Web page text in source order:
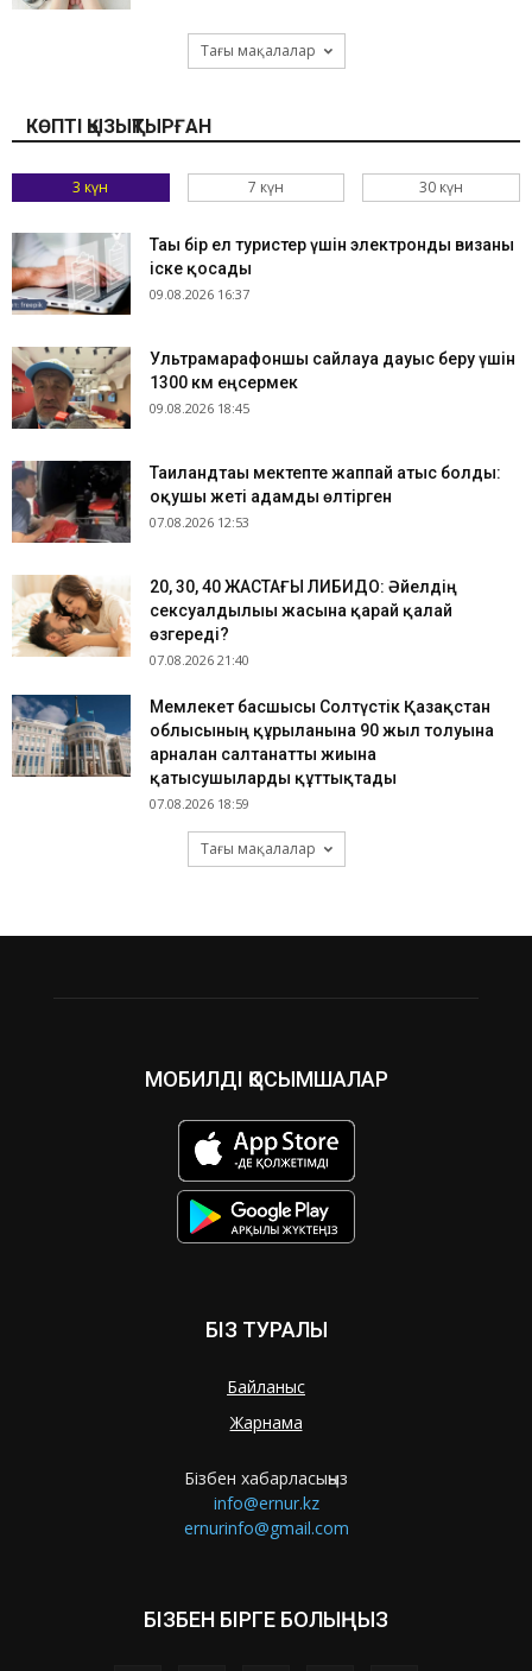
Тағы мақалалар
КӨПТІ ҚЫЗЫҚТЫРҒАН
3 күн 7 күн 30 күн
Тағы бір ел туристер үшін электронды визаны
іске қосады
09.08.2026 16:37
Ультрамарафоншы сайлауға дауыс беру үшін
1300 км еңсермек
09.08.2026 18:45
Таиландтағы мектепте жаппай атыс болды:
оқушы жеті адамды өлтірген
07.08.2026 12:53
​20, 30, 40 ЖАСТАҒЫ ЛИБИДО: Әйелдің
сексуалдылығы жасына қарай қалай
өзгереді?
07.08.2026 21:40
Мемлекет басшысы Солтүстік Қазақстан
облысының құрылғанына 90 жыл толуына
арналған салтанатты жиынға
қатысушыларды құттықтады
07.08.2026 18:59
Тағы мақалалар
МОБИЛДІ ҚОСЫМШАЛАР
БІЗ ТУРАЛЫ
Байланыс
Жарнама
Бізбен хабарласыңыз
info@ernur.kz
ernurinfo@gmail.com
БІЗБЕН БІРГЕ БОЛЫҢЫЗ